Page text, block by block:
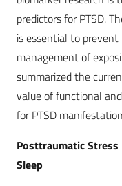
predictors for PTSD.
is essential to
management of
summarized the
value of functional
for PTSD
Posttraumatic Stress
Sleep